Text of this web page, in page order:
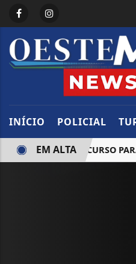
INÍCIO POLICIAL
DE RECURSO PARA
EM ALTA